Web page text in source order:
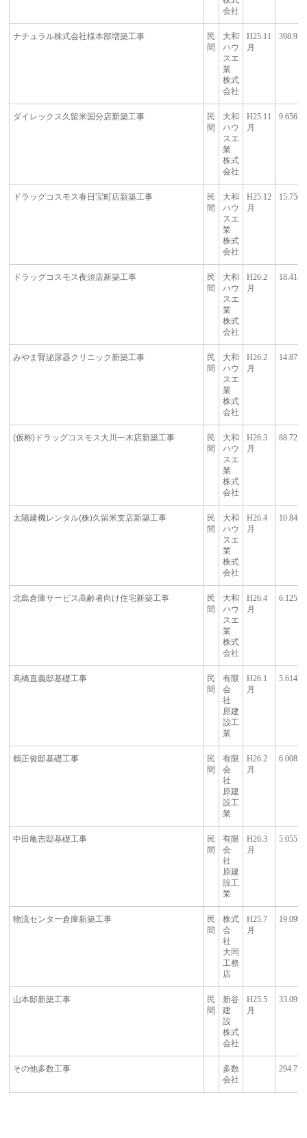
会社
ナチュラル株式会社様本部増築工事
民
間
大和
ハウ
スエ
業
株式
会社
H25.11
月
398.95
ダイレックス久留米国分店新築工事
民
間
大和
ハウ
スエ
業
株式
会社
H25.11
月
9.656
ドラッグコスモス春日宝町店新築工事
民
間
大和
ハウ
スエ
業
株式
会社
H25.12
月
15.756
ドラッグコスモス夜須店新築工事
民
間
大和
ハウ
スエ
業
株式
会社
H26.2
月
18.414
みやま腎泌尿器クリニック新築工事
民
間
大和
ハウ
スエ
業
株式
会社
H26.2
月
14.877
(仮称)ドラッグコスモス大川一木店新築工事
民
間
大和
ハウ
スエ
業
株式
会社
H26.3
月
88.721
太陽建機レンタル(株)久留米支店新築工事
民
間
大和
ハウ
スエ
業
株式
会社
H26.4
月
10.845
北島倉庫サービス高齢者向け住宅新築工事
民
間
大和
ハウ
スエ
業
株式
会社
H26.4
月
6.125
高橋直義邸基礎工事
民
間
有限
会
社
原建
設工
業
H26.1
月
5.614
鶴正俊邸基礎工事
民
間
有限
会
社
原建
設工
業
H26.2
月
6.008
中田亀吉邸基礎工事
民
間
有限
会
社
原建
設工
業
H26.3
月
5.055
物流センター倉庫新築工事
民
間
株式
会
社
大同
工務
店
H25.7
月
19.099
山本邸新築工事
民
間
新谷
建
設
株式
会社
H25.5
月
33.095
その他多数工事
多数
会社
294.773